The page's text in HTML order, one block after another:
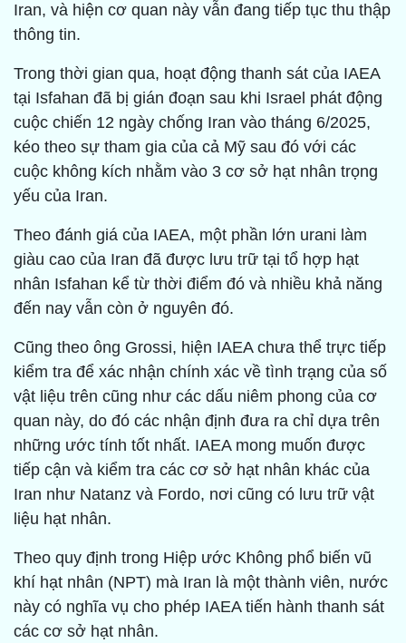
Iran, và hiện cơ quan này vẫn đang tiếp tục thu thập
thông tin.
Trong thời gian qua, hoạt động thanh sát của IAEA
tại Isfahan đã bị gián đoạn sau khi Israel phát động
cuộc chiến 12 ngày chống Iran vào tháng 6/2025,
kéo theo sự tham gia của cả Mỹ sau đó với các
cuộc không kích nhằm vào 3 cơ sở hạt nhân trọng
yếu của Iran.
Theo đánh giá của IAEA, một phần lớn urani làm
giàu cao của Iran đã được lưu trữ tại tổ hợp hạt
nhân Isfahan kể từ thời điểm đó và nhiều khả năng
đến nay vẫn còn ở nguyên đó.
Cũng theo ông Grossi, hiện IAEA chưa thể trực tiếp
kiểm tra để xác nhận chính xác về tình trạng của số
vật liệu trên cũng như các dấu niêm phong của cơ
quan này, do đó các nhận định đưa ra chỉ dựa trên
những ước tính tốt nhất. IAEA mong muốn được
tiếp cận và kiểm tra các cơ sở hạt nhân khác của
Iran như Natanz và Fordo, nơi cũng có lưu trữ vật
liệu hạt nhân.
Theo quy định trong Hiệp ước Không phổ biến vũ
khí hạt nhân (NPT) mà Iran là một thành viên, nước
này có nghĩa vụ cho phép IAEA tiến hành thanh sát
các cơ sở hạt nhân.